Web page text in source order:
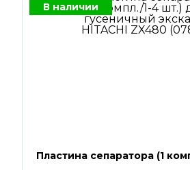
В наличии
Пластина сепаратора (1